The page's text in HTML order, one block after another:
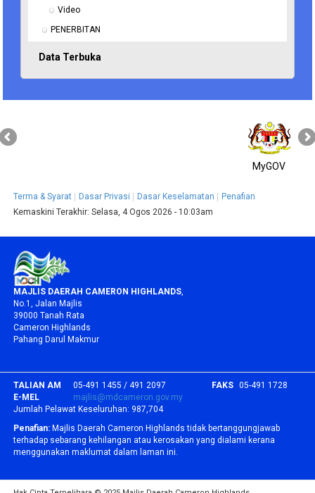
Video
PENERBITAN
Data Terbuka
MyGOV
Terma & Syarat Dasar Privasi Dasar Keselamatan
Penafian
Kemaskini Terakhir:Selasa, 4 Ogos 2026 - 10:03am
MAJLIS DAERAH CAMERON HIGHLANDS,
No.1, Jalan Majlis
39000 Tanah Rata
Cameron Highlands
Pahang Darul Makmur
TALIAN AM 05-491 1455 / 491 2097 FAKS
05-491 1728
E-MEL
majlis@mdcameron.gov.my
Jumlah Pelawat Keseluruhan: 987,704
Penafian: Majlis Daerah Cameron Highlands tidak bertanggungjawab
terhadap sebarang kehilangan atau kerosakan yang dialami kerana
menggunakan maklumat dalam laman ini.